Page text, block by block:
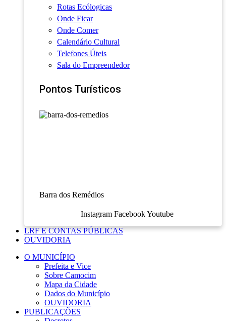
Rotas Ecólogicas
Onde Ficar
Onde Comer
Calendário Cultural
Telefones Úteis
Sala do Empreendedor
Pontos Turísticos
Barra dos Remédios
Instagram Facebook Youtube
LRF E CONTAS PÚBLICAS
OUVIDORIA
O MUNICÍPIO
Prefeita e Vice
Sobre Camocim
Mapa da Cidade
Dados do Município
OUVIDORIA
PUBLICAÇÕES